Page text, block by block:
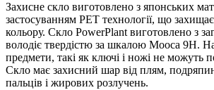
Захисне скло виготовлено з японських
застосуванням PET технології, що захищає
кольору. Скло PowerPlant виготовлено з
володіє твердістю за шкалою Мооса 9H.
предмети, такі як ключі і ножі не можуть
Скло має захисний шар від плям,
пальців і жирових розлучень.